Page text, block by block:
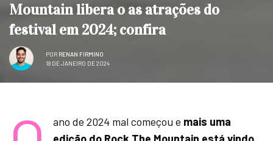
Mountain libera o as atrações do
festival em 2024; confira
POR RENAN FIRMINO
18 DE JANEIRO DE 2024
ano de 2024 mal começou e mais uma